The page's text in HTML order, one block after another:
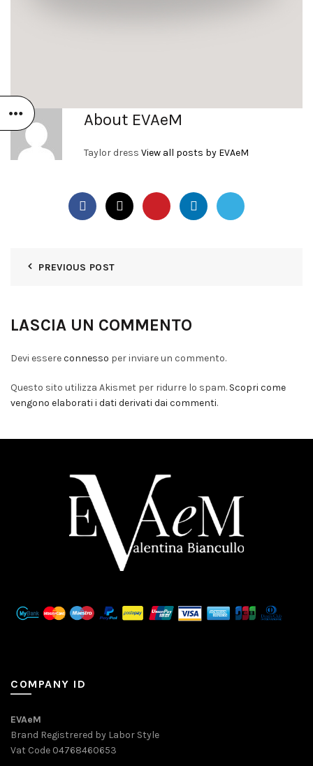
About EVAeM
Taylor dress View all posts by EVAeM
PREVIOUS POST
LASCIA UN COMMENTO
Devi essereconnesso per inviare un commento.
Questo sito utilizza Akismet per ridurre lo spam. Scopri come
vengono elaborati i dati derivati dai commenti.
COMPANY ID
EVAeM
Brand Registrered by Labor Style
Vat Code 04768460653